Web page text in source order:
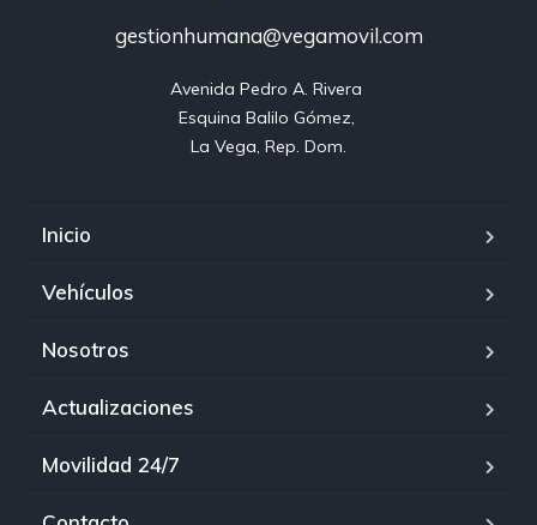
gestionhumana@vegamovil.com
Avenida Pedro A. Rivera
Esquina Balilo Gómez,
La Vega, Rep. Dom.
Inicio
Vehículos
Nosotros
Actualizaciones
Movilidad 24/7